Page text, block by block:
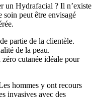
un Hydrafacial ? Il n’existe
soin peut être envisagé
partie de la clientèle.
de la peau.
cutanée idéale pour
hommes y ont recours
invasives avec des